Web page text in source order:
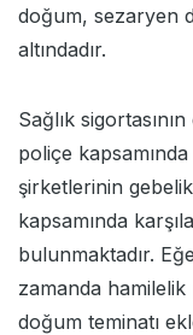
doğum, sezaryen
altındadır.
Sağlık
poliçe
şirketlerinin
kapsamında
bulunmaktadır.
zamanda hamilelik
doğum teminatı